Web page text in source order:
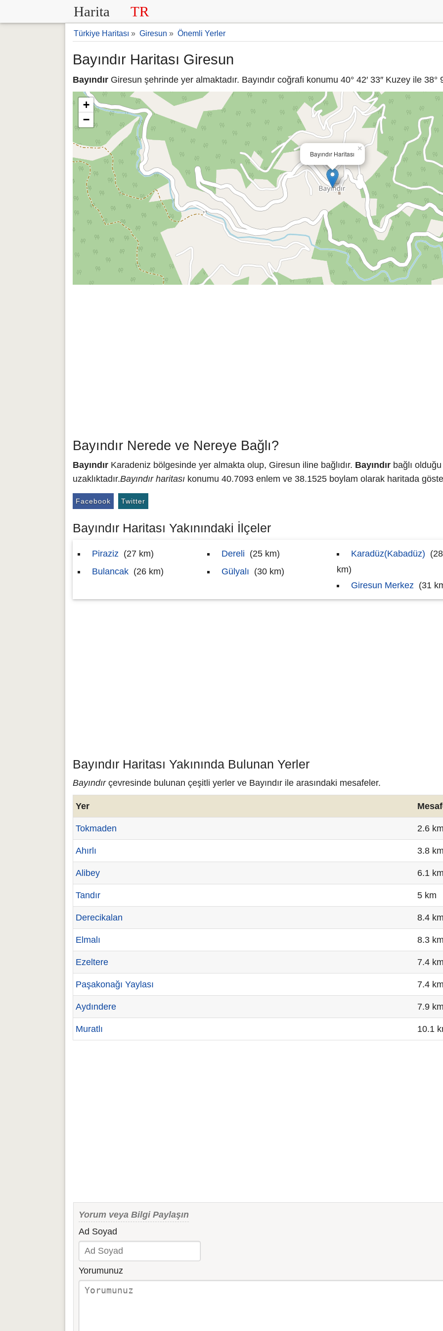
Harita TR
Türkiye Haritası » Giresun » Önemli Yerler
Bayındır Haritası Giresun
Bayındır Giresun şehrinde yer almaktadır. Bayındır coğrafi konumu 40° 42′ 33″ Kuzey ile 38°
Bayındır Haritası
×
+
−
Bayındır Nerede ve Nereye Bağlı?
Bayındır Karadeniz bölgesinde yer almakta olup, Giresun iline bağlıdır. Bayındır bağlı
uzaklıktadır.Bayındır haritası konumu 40.7093 enlem ve 38.1525 boylam olarak haritada
Facebook Twitter
Bayındır Haritası Yakınındaki İlçeler
Piraziz (27 km)
Bulancak (26 km)
Dereli (25 km)
Gülyalı (30 km)
Karadüz(Kabadüz) (28
km)
Giresun Merkez (31
Bayındır Haritası Yakınında Bulunan Yerler
Bayındırçevresinde bulunan çeşitli yerler ve Bayındır ile arasındaki mesafeler.
Yer
Tokmaden 2.6 km
Ahırlı 3.8 km
Alibey 6.1 km
Tandır 5 km
Derecikalan 8.4 km
Elmalı 8.3 km
Ezeltere 7.4 km
Paşakonağı Yaylası 7.4 km
Aydındere 7.9 km
Muratlı 10.1
Yorum veya Bilgi Paylaşın
Ad Soyad
Yorumunuz